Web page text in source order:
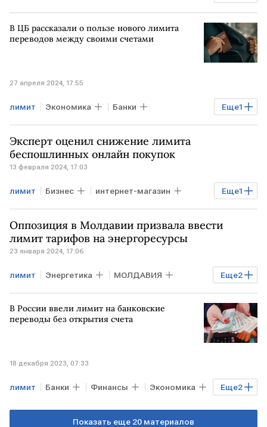
Сбербанк
В ЦБ рассказали о пользе нового лимита
переводов между своими счетами
27 апреля 2024, 17:55
Еще1
лимит Экономика Банки
банковские переводы
Эксперт оценил снижение лимита
беспошлинных онлайн покупок
13 февраля 2024, 17:03
Еще1
лимит Бизнес интернет-магазин
пошлины
Оппозиция в Молдавии призвала ввести
лимит тарифов на энергоресурсы
23 января 2024, 17:06
Еще2
лимит Энергетика МОЛДАВИЯ
Оппозиция энергоресурсы
В России ввели лимит на банковские
переводы без открытия счета
18 декабря 2023, 07:33
Еще2
лимит Банки Финансы Экономика
счета
банковские переводы
Показать еще 20 материалов